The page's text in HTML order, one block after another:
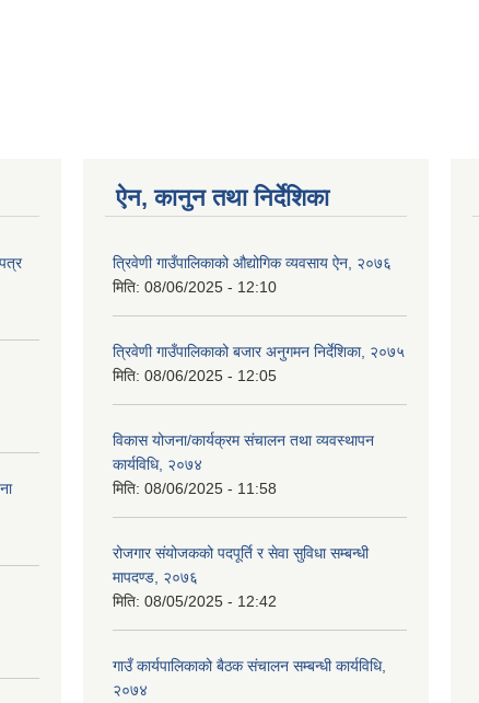
ऐन, कानुन तथा निर्देशिका
त्रिवेणी गाउँपालिकाको औद्योगिक व्यवसाय ऐन, २०७६
मिति: 08/06/2025 - 12:10
त्रिवेणी गाउँपालिकाको बजार अनुगमन निर्देशिका, २०७५
मिति: 08/06/2025 - 12:05
विकास योजना/कार्यक्रम संचालन तथा व्यवस्थापन
कार्यविधि, २०७४
मिति: 08/06/2025 - 11:58
रोजगार संयोजकको पदपूर्ति र सेवा सुविधा सम्बन्धी
मापदण्ड, २०७६
मिति: 08/05/2025 - 12:42
गाउँ कार्यपालिकाको बैठक संचालन सम्बन्धी कार्यविधि,
२०७४